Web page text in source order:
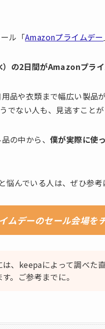
ル「Amazonプライムデー
の2日間がAmazonプラ
品や衣類まで幅広い製品
ない人も、見逃すことが
の中から、 僕が実際に使
悩んでいる人は、ぜひ参考
ムデーのセール会場を
、keepaによって調べた
。ご参考までに。